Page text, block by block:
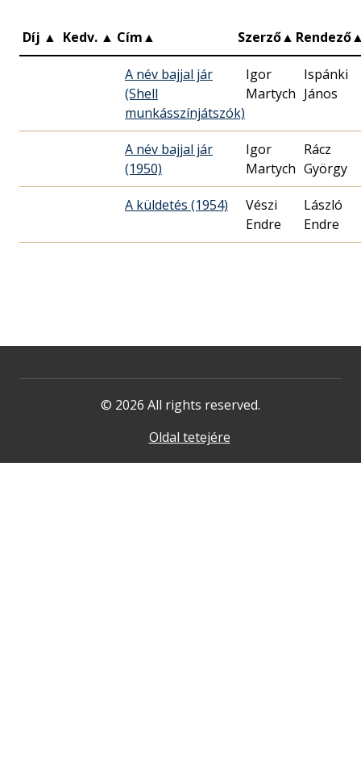
Díj ▲ Kedv. ▲ Cím▲ Szerző▲ Rendező
A név bajjal jár
(Shell
munkásszínjátszók)
Igor
Martych
Ispánki
János
A név bajjal jár
(1950)
Igor
Martych
Rácz
György
A küldetés (1954)
Vészi
Endre
László
Endre
© 2026 All rights reserved.
Oldal tetejére